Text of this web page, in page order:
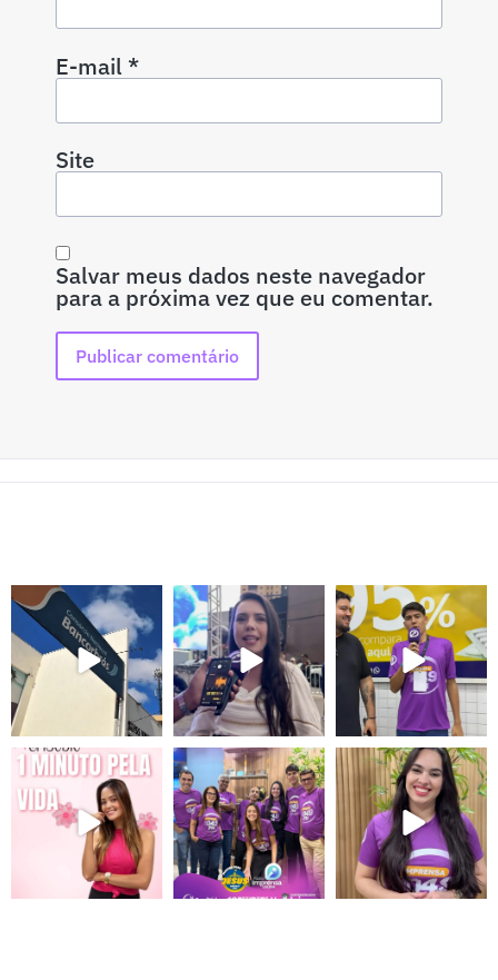
E-mail*
Site
Salvar meus dados neste navegador
para a próxima vez que eu comentar.